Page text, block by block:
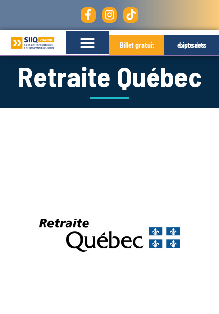
Billet gratuit Liste des exposants
Retraite Québec